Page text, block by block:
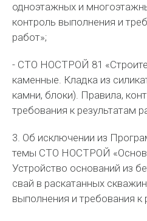
одноэтажных и
контроль выполнения и
работ»;
- СТО НОСТРОЙ 81
каменные. Кладка из
камни, блоки). Правила,
требования к результатам
3. Об исключении из
темы СТО НОСТРОЙ
Устройство оснований из
свай в раскатанных
выполнения и требования к